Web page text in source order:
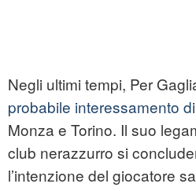
Negli ultimi tempi, Per
probabile interessamento
Monza e Torino. Il suo
club nerazzurro si
l’intenzione del giocatore